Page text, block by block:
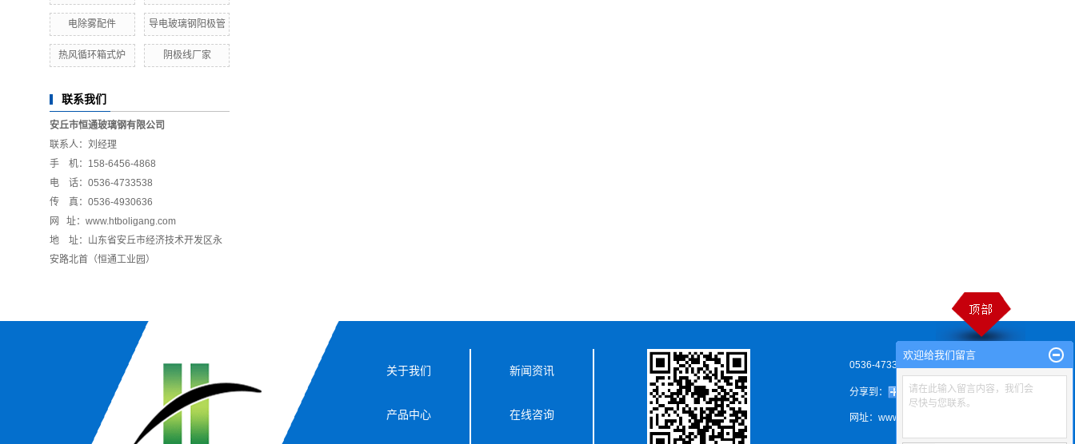
电除雾配件 导电玻璃钢阳极管
热风循环箱式炉 阴极线厂家
联系我们
安丘市恒通玻璃钢有限公司
联系人：刘经理
手 机：158-6456-4868
电 话：0536-4733538
传 真：0536-4930636
网 址：www.htboligang.com
地 址：山东省安丘市经济技术开发区永
安路北首（恒通工业园）
关于我们
产品中心
新闻资讯
在线咨询
0536-4733538
分享到：
网址：www.htboligang.com
欢迎给我们留言
请在此输入留言内容，我们会
尽快与您联系。